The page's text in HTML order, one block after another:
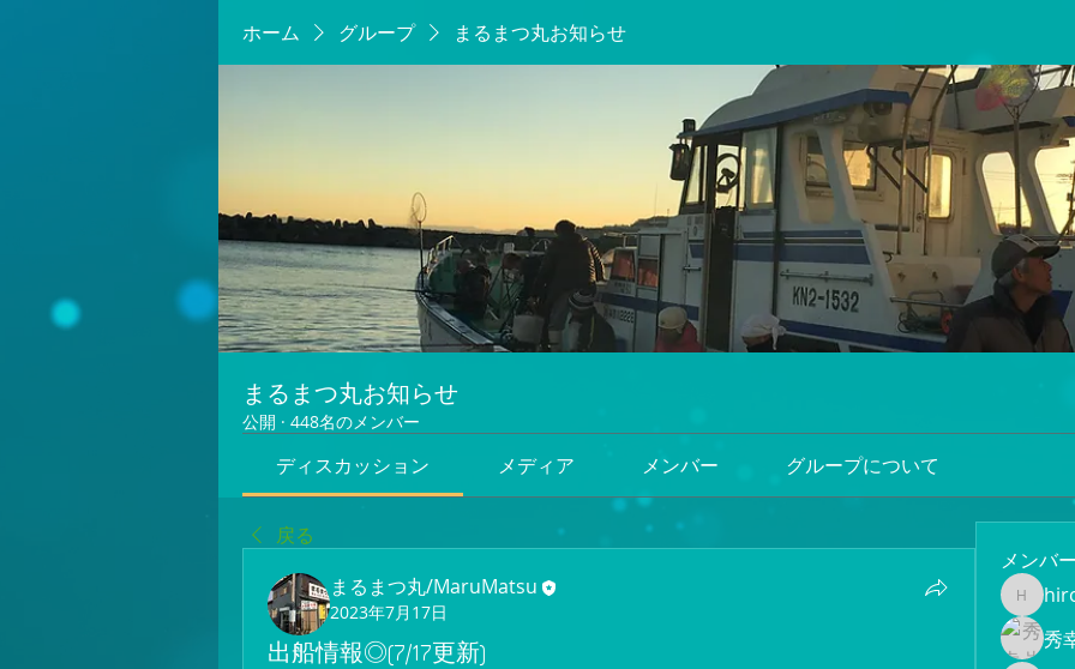
ホーム グループ まるまつ丸お知らせ
まるまつ丸お知らせ
公開 · 448名のメンバー
ディスカッション メディア メンバー グループについて
戻る
まるまつ丸/MaruMatsu
2023年7月17日
出船情報◎(7/17更新)
メンバ
秀